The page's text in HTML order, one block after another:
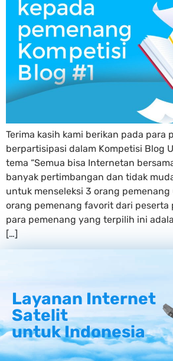
Terima kasih kami berikan pada para
berpartisipasi dalam Kompetisi Blog
tema “Semua bisa Internetan
banyak pertimbangan dan tidak
untuk menseleksi 3 orang pemenang
orang pemenang favorit dari peserta
para pemenang yang terpilih ini
[…]
Layanan Internet
Satelit
untuk Indonesia